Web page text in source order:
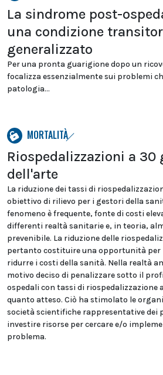
La sindrome post-
una condizione
generalizzato
Per una pronta guarigione dopo un
focalizza essenzialmente sui problemi
patologia...
MORTALITÀ
Riospedalizzazioni a
dell'arte
La riduzione dei tassi di
obiettivo di rilievo per i gestori della
fenomeno è frequente, fonte di costi
differenti realtà sanitarie e, in teoria,
prevenibile. La riduzione delle
pertanto costituire una opportunità per
ridurre i costi della sanità. Nella realtà
motivo deciso di penalizzare sotto il
ospedali con tassi di riospedalizzazione
quanto atteso. Ciò ha stimolato le
società scientifiche rappresentative dei
investire risorse per cercare e/o
problema.